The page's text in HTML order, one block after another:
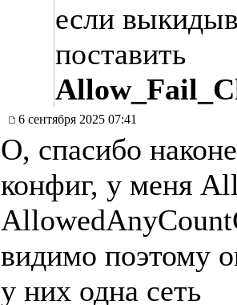
если
поставить
6 сентября 2025 07:41
О, спасибо
конфиг, у меня
видимо поэтому
у них одна сеть